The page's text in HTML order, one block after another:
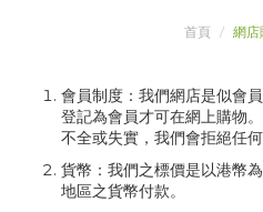
首頁 網店
會員制度：我們網店是似會
登記為會員才可在網上購物
不全或失實，我們會拒絕任何
貨幣：我們之標價是以港幣
地區之貨幣付款。